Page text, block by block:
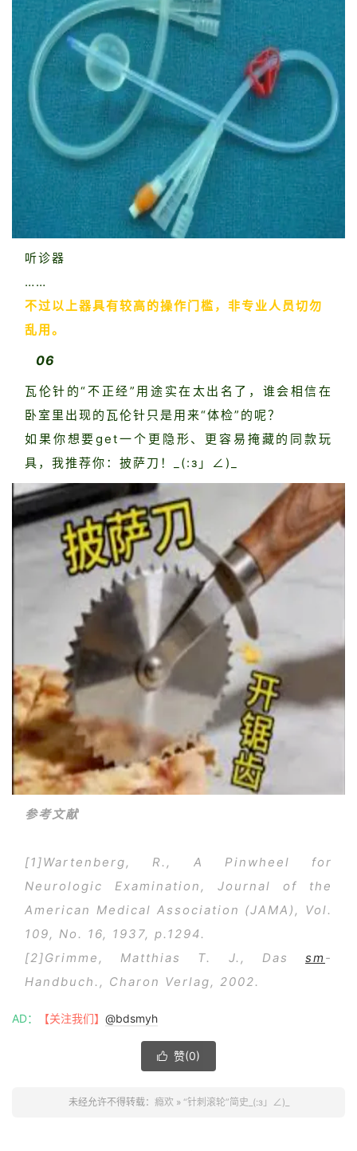
听诊器
……
不过以上器具有较高的操作门槛，非专业人员切勿
乱用。
06
瓦伦针的“不正经”用途实在太出名了，谁会相信在
卧室里出现的瓦伦针只是用来“体检”的呢？
如果你想要get一个更隐形、更容易掩藏的同款玩
具，我推荐你：披萨刀！_(:з」∠)_
参考文献
[1]Wartenberg, R., A Pinwheel for
Neurologic Examination, Journal of the
American Medical Association (JAMA), Vol.
109, No. 16, 1937, p.1294.
[2]Grimme, Matthias T. J., Dassm -
Handbuch., Charon Verlag, 2002.
AD： 【关注我们】 @bdsmyh
 赞(0)
未经允许不得转载： 瘾欢 » “针刺滚轮”简史_(:з」∠)_